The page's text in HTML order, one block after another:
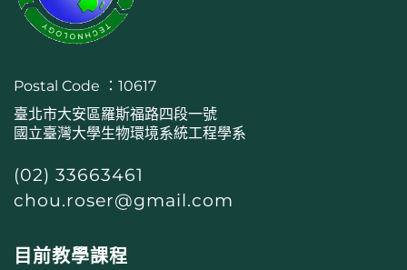
Postal Code ：10617
臺北市大安區羅斯福路四段一號
國立臺灣大學生物環境系統工程學系
(02) 33663461
chou.roser@gmail.com
目前教學課程